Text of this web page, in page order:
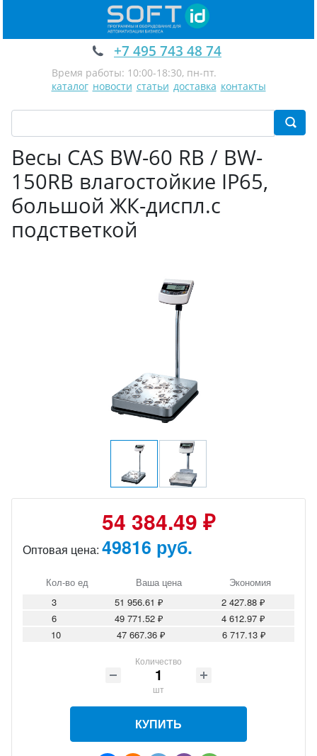
+7 495 743 48 74
Время работы: 10:00-18:30, пн-пт.
каталог новости статьи доставка контакты
Весы CAS BW-60 RB / BW-
150RB влагостойкие IP65,
большой ЖК-диспл.с
подстветкой
54 384.49 ₽
Оптовая цена: 49816 руб.
Кол-во ед Ваша цена
Экономия
3
51 956.61 ₽
2 427.88 ₽
6
49 771.52 ₽
4 612.97 ₽
10
47 667.36 ₽ 6 717.13 ₽
Количество
шт
КУПИТЬ